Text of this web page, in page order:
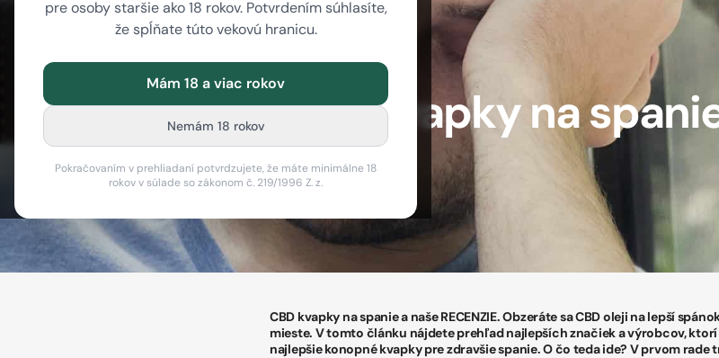
pre osoby staršie ako 18 rokov. Potvrdením súhlasíte,
že spĺňate túto vekovú hranicu.
Mám 18 a viac rokov
Nemám 18 rokov
Pokračovaním v prehliadaní potvrdzujete, že máte minimálne 18
rokov v súlade so zákonom č. 219/1996 Z. z.
CBD kvapky na
CBD kvapky na spanie a naše RECENZIE. Obzeráte sa CBD oleji na lepší
mieste. V tomto článku nájdete prehľad najlepších značiek a výrobcov,
najlepšie konopné kvapky pre zdravšie spanie. O čo teda ide? V prvom rade